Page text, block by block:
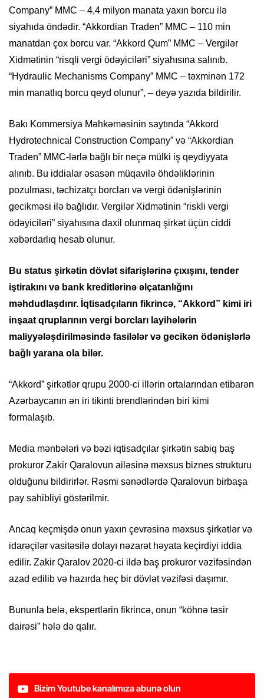
Company” MMC – 4,4 milyon manata yaxın borcu ilə
siyahıda öndədir. “Akkordian Traden” MMC – 110 min
manatdan çox borcu var. “Akkord Qum” MMC – Vergilər
Xidmətinin “risqli vergi ödəyiciləri” siyahısına salınıb.
“Hydraulic Mechanisms Company” MMC – təxminən 172
min manatlıq borcu qeyd olunur”, – deyə yazıda bildirilir.
Bakı Kommersiya Məhkəməsinin saytında “Akkord
Hydrotechnical Construction Company” və “Akkordian
Traden” MMC-lərlə bağlı bir neçə mülki iş qeydiyyata
alınıb. Bu iddialar əsasən müqavilə öhdəliklərinin
pozulması, təchizatçı borcları və vergi ödənişlərinin
gecikməsi ilə bağlıdır. Vergilər Xidmətinin “riskli vergi
ödəyiciləri” siyahısına daxil olunmaq şirkət üçün ciddi
xəbərdarlıq hesab olunur.
Bu status şirkətin dövlət sifarişlərinə çıxışını, tender
iştirakını və bank kreditlərinə əlçatanlığını
məhdudlaşdırır. İqtisadçıların fikrincə, “Akkord” kimi iri
inşaat qruplarının vergi borcları layihələrin
maliyyələşdirilməsində fasilələr və gecikən ödənişlərlə
bağlı yarana ola bilər.
“Akkord” şirkətlər qrupu 2000-ci illərin ortalarından etibarən
Azərbaycanın ən iri tikinti brendlərindən biri kimi
formalaşıb.
Media mənbələri və bəzi iqtisadçılar şirkətin sabiq baş
prokuror Zakir Qaralovun ailəsinə məxsus biznes strukturu
olduğunu bildirirlər. Rəsmi sənədlərdə Qaralovun birbaşa
pay sahibliyi göstərilmir.
Ancaq keçmişdə onun yaxın çevrəsinə məxsus şirkətlər və
idarəçilər vasitəsilə dolayı nəzarət həyata keçirdiyi iddia
edilir. Zakir Qaralov 2020-ci ildə baş prokuror vəzifəsindən
azad edilib və hazırda heç bir dövlət vəzifəsi daşımır.
Bununla belə, ekspertlərin fikrincə, onun “köhnə təsir
dairəsi” hələ də qalır.
Bizim Youtube kanalımıza abunə olun